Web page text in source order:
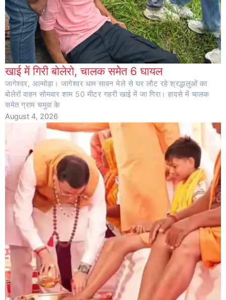
खाई में गिरी बोलेरो, चालक समेेत 6 घायल
जागेश्वर, अल्मोड़ा। जागेश्वर धाम सावन मेले से घर लौट रहे श्रद्धालुओं का
बोलेरों वाहन सोमवार शाम 50 मीटर गहरी खाई में जा गिरा। हादसे में चालक
समेत ग्राम चमुवा के
August 4, 2026